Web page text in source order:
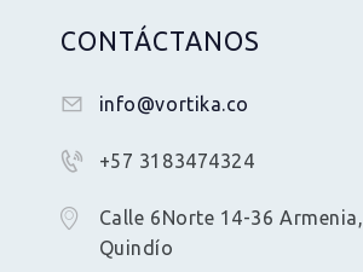
CONTÁCTANOS
info@vortika.co
+57 3183474324
Calle 6Norte 14-36 Armenia,
Quindío